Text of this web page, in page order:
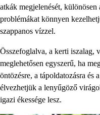
atkák megjelenését,
problémákat könnyen
szappanos vízzel.
Összefoglalva, a kerti iszalag,
meglehetősen egyszerű, ha
öntözésre, a tápoldatozásra és
élvezhetjük a lenyűgöző
igazi ékessége lesz.